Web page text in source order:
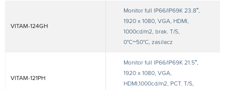
VITAM-124GH
Monitor full IP66/IP69K 23.8″,
1920 x 1080, VGA, HDMI,
1000cd/m2, brak. T/S,
0°C~50°C, zasilacz
VITAM-121PH
Monitor full IP66/IP69K 21.5″,
1920 x 1080, VGA,
HDMI,1000cd/m2, PCT. T/S,